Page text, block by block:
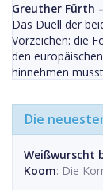
Greuther Fürth
Das Duell der
Vorzeichen: die
den
hinnehmen
Die
Weißwurscht
Koom: Die